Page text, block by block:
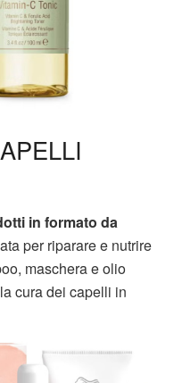
in formato da
per riparare e nutrire
maschera e olio
cura dei capelli in